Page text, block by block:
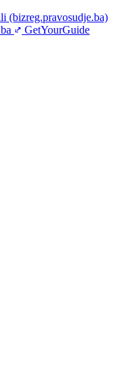
(bizreg.pravosudje.ba)
GetYourGuide